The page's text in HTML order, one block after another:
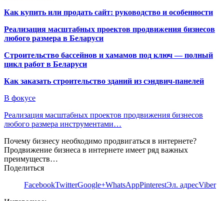
Как купить или продать сайт: руководство и особенности
Реализация масштабных проектов продвижения бизнесов
любого размера в Беларуси
Строительство бассейнов и хамамов под ключ — полный
цикл работ в Беларуси
Как заказать строительство зданий из сэндвич-панелей
В фокусе
Реализация масштабных проектов продвижения бизнесов
любого размера инструментами…
Почему бизнесу необходимо продвигаться в интернете?
Продвижение бизнеса в интернете имеет ряд важных
преимуществ…
Поделиться
FacebookTwitterGoogle+WhatsAppPinterestЭл. адресViber